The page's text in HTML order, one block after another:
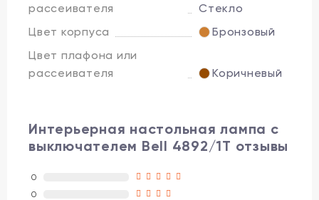
рассеивателя
Стекло
Цвет корпуса
Бронзовый
Цвет плафона или
рассеивателя
Коричневый
Интерьерная настольная лампа с
выключателем Bell 4892/1T отзывы
0
0